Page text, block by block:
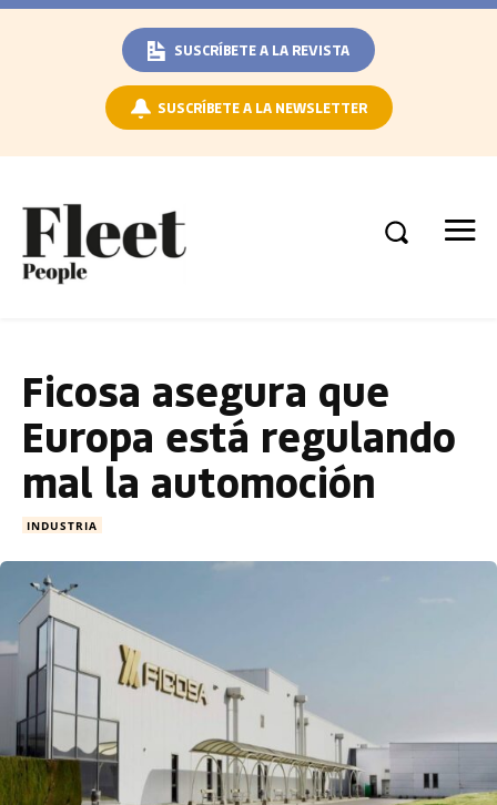
SUSCRÍBETE A LA REVISTA
SUSCRÍBETE A LA NEWSLETTER
Ficosa asegura que
Europa está regulando
mal la automoción
INDUSTRIA